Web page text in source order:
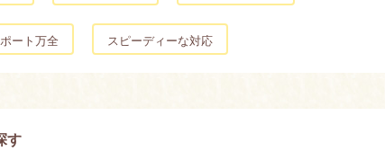
ート万全 スピーディーな対応
す